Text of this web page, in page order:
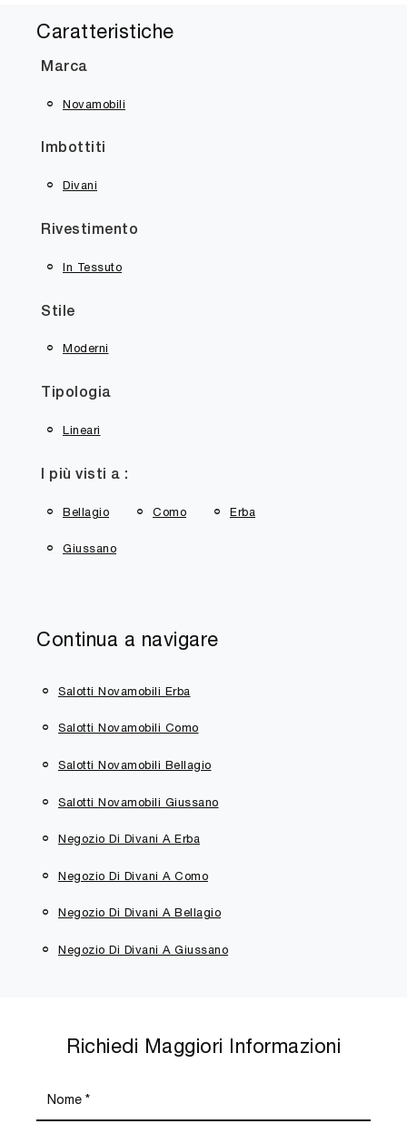
Caratteristiche
Marca
Novamobili
Imbottiti
Divani
Rivestimento
In Tessuto
Stile
Moderni
Tipologia
Lineari
I più visti a :
Bellagio Como Erba
Giussano
Continua a navigare
Salotti Novamobili Erba
Salotti Novamobili Como
Salotti Novamobili Bellagio
Salotti Novamobili Giussano
Negozio Di Divani A Erba
Negozio Di Divani A Como
Negozio Di Divani A Bellagio
Negozio Di Divani A Giussano
Richiedi Maggiori Informazioni